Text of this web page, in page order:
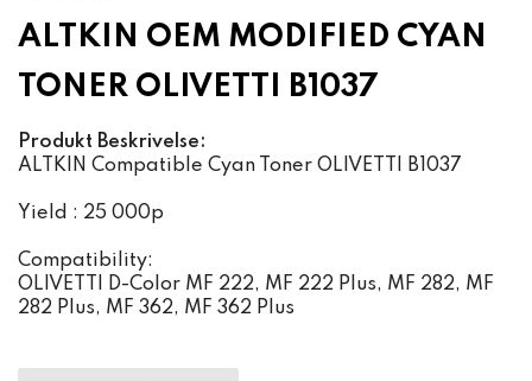
ALTKIN OEM MODIFIED CYAN
TONER OLIVETTI B1037
Produkt Beskrivelse:
ALTKIN Compatible Cyan Toner OLIVETTI B1037
Yield : 25 000p
Compatibility:
OLIVETTI D-Color MF 222, MF 222 Plus, MF 282, MF
282 Plus, MF 362, MF 362 Plus